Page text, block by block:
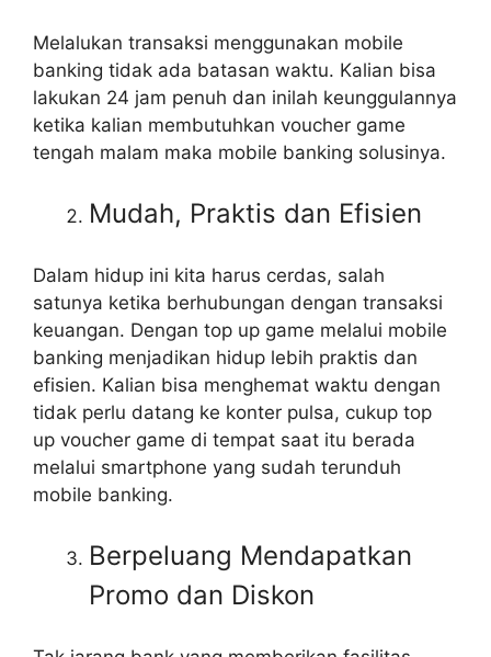
Melalukan transaksi menggunakan mobile
banking tidak ada batasan waktu. Kalian bisa
lakukan 24 jam penuh dan inilah keunggulannya
ketika kalian membutuhkan voucher game
tengah malam maka mobile banking solusinya.
Mudah, Praktis dan Efisien
Dalam hidup ini kita harus cerdas, salah
satunya ketika berhubungan dengan transaksi
keuangan. Dengan top up game melalui mobile
banking menjadikan hidup lebih praktis dan
efisien. Kalian bisa menghemat waktu dengan
tidak perlu datang ke konter pulsa, cukup top
up voucher game di tempat saat itu berada
melalui smartphone yang sudah terunduh
mobile banking.
Berpeluang Mendapatkan
Promo dan Diskon